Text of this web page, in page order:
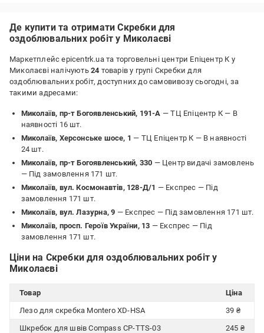
Де купити та отримати Скребки для
оздоблювальних робіт у Миколаєві
Маркетплейс epicentrk.ua та торговельні центри Епіцентр К у
Миколаєві налічують 24 товарів у групі Скребки для
оздоблювальних робіт, доступних до самовивозу сьогодні, за
такими адресами:
Миколаїв, пр-т Богоявленський, 191-А — ТЦ Епіцентр К — В
наявності 16 шт.
Миколаїв, Херсонське шосе, 1 — ТЦ Епіцентр К — В наявності
24 шт.
Миколаїв, пр-т Богоявленський, 330 — Центр видачі замовлень
— Під замовлення 171 шт.
Миколаїв, вул. Космонавтів, 128-Д/1 — Експрес — Під
замовлення 171 шт.
Миколаїв, вул. Лазурна, 9 — Експрес — Під замовлення 171 шт.
Миколаїв, просп. Героїв України, 13 — Експрес — Під
замовлення 171 шт.
Ціни на Скребки для оздоблювальних робіт у
Миколаєві
Товар
Ціна
Лезо для скребка Montero XD-HSA
39 ₴
Шкребок для швів Compass CP-TTS-03
245 ₴